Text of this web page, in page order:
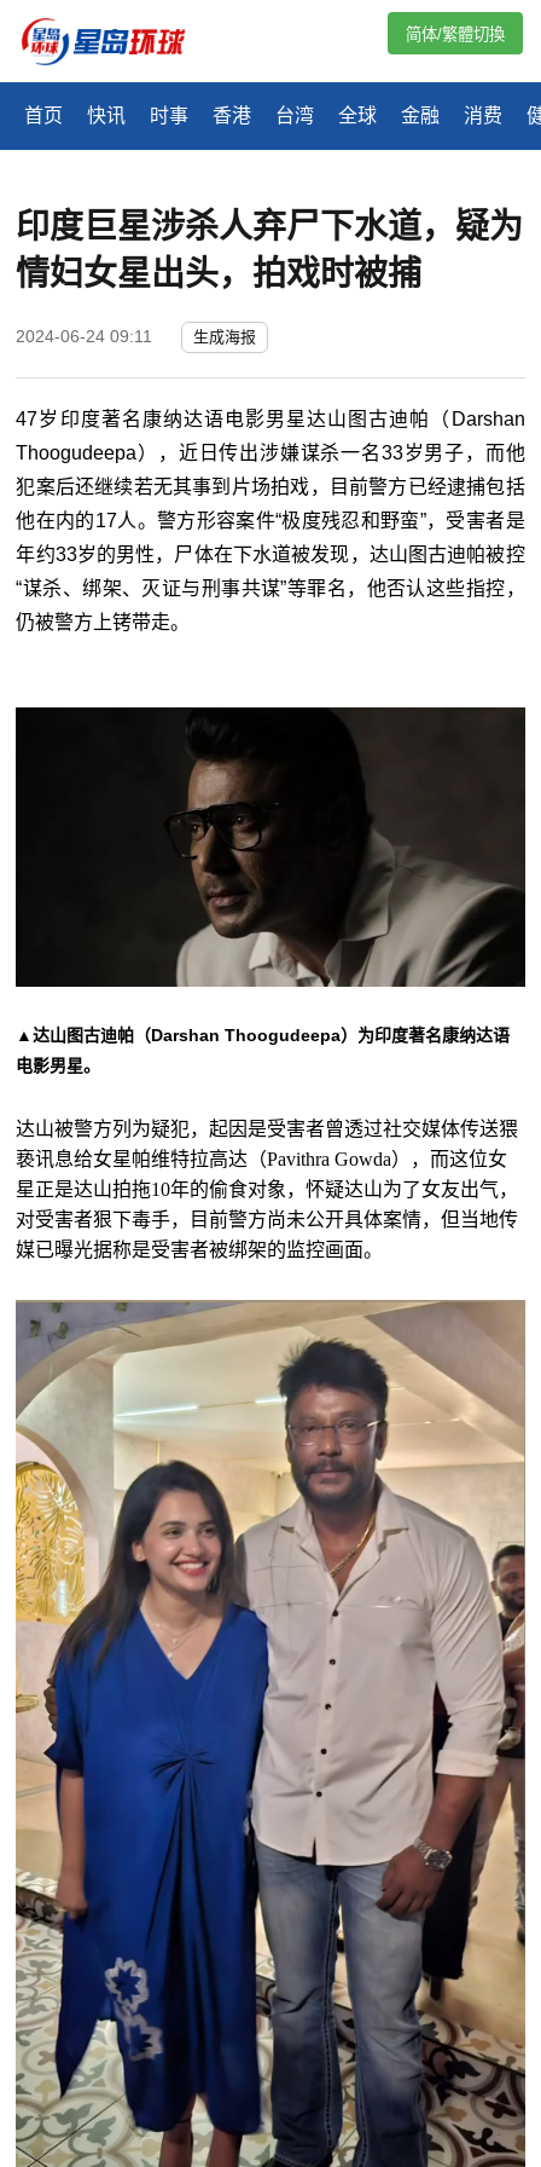
首页 快讯 时事 香港 台湾 全球 金融 消费
简体/繁體切換
印度巨星涉杀人弃尸下水道，疑为
情妇女星出头，拍戏时被捕
2024-06-24 09:11 生成海报
47岁印度著名康纳达语电影男星达山图古迪帕（Darshan
Thoogudeepa），近日传出涉嫌谋杀一名33岁男子，而他
犯案后还继续若无其事到片场拍戏，目前警方已经逮捕包括
他在内的17人。警方形容案件“极度残忍和野蛮”，受害者是
年约33岁的男性，尸体在下水道被发现，达山图古迪帕被控
“谋杀、绑架、灭证与刑事共谋”等罪名，他否认这些指控，
仍被警方上铐带走。
▲达山图古迪帕（Darshan Thoogudeepa）为印度著名康纳达语
电影男星。
达山被警方列为疑犯，起因是受害者曾透过社交媒体传送猥
亵讯息给女星帕维特拉高达（Pavithra Gowda），而这位女
星正是达山拍拖10年的偷食对象，怀疑达山为了女友出气，
对受害者狠下毒手，目前警方尚未公开具体案情，但当地传
媒已曝光据称是受害者被绑架的监控画面。